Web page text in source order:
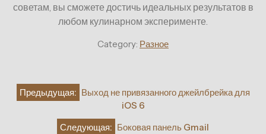
советам, вы сможете достичь идеальных результатов в
любом кулинарном эксперименте.
Category: Разное
Навигация
по
записям
Предыдущая: Выход не привязанного джейлбрейка для
iOS 6
Следующая: Боковая панель Gmail